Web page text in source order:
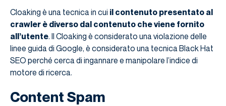
Cloaking è una tecnica in cui il contenuto presentato al
crawler è diverso dal contenuto che viene fornito
all’utente. Il Cloaking è considerato una violazione delle
linee guida di Google, è considerato una tecnica Black Hat
SEO perché cerca di ingannare e manipolare l’indice di
motore di ricerca.
Content Spam